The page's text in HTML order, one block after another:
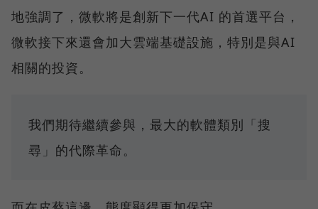
地強調了，微軟將是創新下一代AI 的首選平台，
微軟接下來還會加大雲端基礎設施，特別是與AI
相關的投資。
我們期待繼續參與，最大的軟體類別「搜
尋」的代際革命。